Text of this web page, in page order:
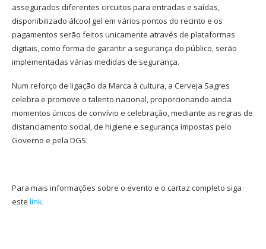
assegurados diferentes circuitos para entradas e saídas,
disponibilizado álcool gel em vários pontos do recinto e os
pagamentos serão feitos unicamente através de plataformas
digitais, como forma de garantir a segurança do público, serão
implementadas várias medidas de segurança.
Num reforço de ligação da Marca à cultura, a Cerveja Sagres
celebra e promove o talento nacional, proporcionando ainda
momentos únicos de convívio e celebração, mediante as regras de
distanciamento social, de higiene e segurança impostas pelo
Governo e pela DGS.
Para mais informações sobre o evento e o cartaz completo siga
este link.